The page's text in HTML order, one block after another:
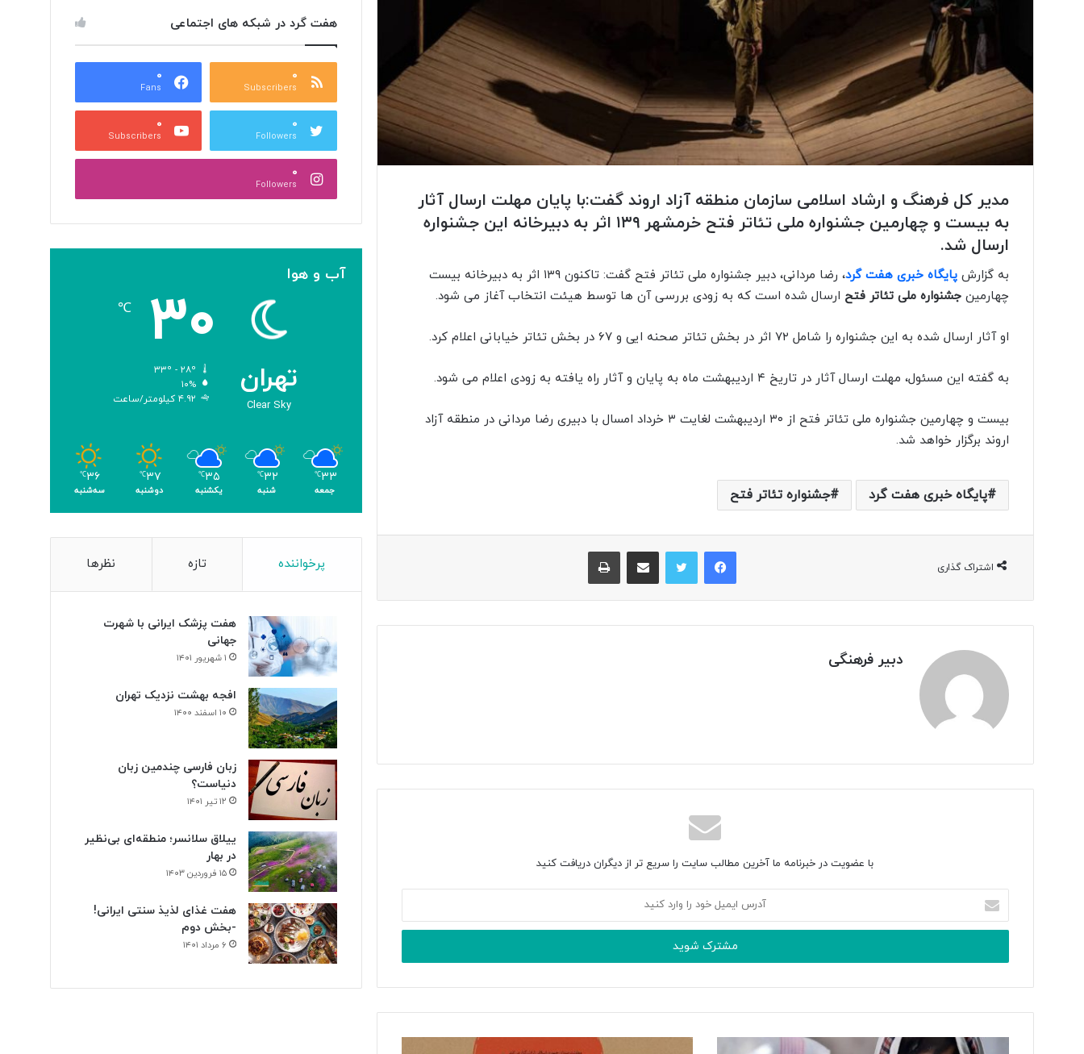
مدیر کل فرهنگ و ارشاد اسلامی سازمان منطقه آزاد اروند گفت:با پایان مهلت ارسال آثار
به بیست و چهارمین جشنواره ملی تئاتر فتح خرمشهر ۱۳۹ اثر به دبیرخانه این جشنواره
ارسال شد.
به گزارش پایگاه خبری هفت گرد
، رضا مردانی، دبیر جشنواره ملی تئاتر فتح گفت: تاکنون ۱۳۹ اثر به دبیرخانه بیست
چهارمین جشنواره ملی تئاتر فتح ارسال شده است که به زودی بررسی آن ها توسط هیئت انتخاب آغاز می شود.
او آثار ارسال شده به این جشنواره را شامل ۷۲ اثر در بخش تئاتر صحنه ایی و ۶۷ در بخش تئاتر خیابانی اعلام کرد.
به گفته این مسئول، مهلت ارسال آثار در تاریخ ۴ اردیبهشت ماه به پایان و آثار راه یافته به زودی اعلام می شود.
بیست و چهارمین جشنواره ملی تئاتر فتح از ۳۰ اردیبهشت لغایت ۳ خرداد امسال با دبیری رضا مردانی در منطقه آزاد
اروند برگزار خواهد شد.
پایگاه خبری هفت گرد جشنواره تئاتر فتح
اشتراک گذاری
فیس بوک توییتر اشتراک گذاری از طریق ایمیل چاپ
دبیر فرهنگی
با عضویت در خبرنامه ما آخرین مطالب سایت را سریع تر از دیگران دریافت کنید
ایمیل
خود
وارد
هفت گرد در شبکه های اجتماعی
۰
Subscribers
۰
Fans
۰
Followers
۰
Subscribers
۰
Followers
آب و هوا
تهران
Clear Sky
۳۰ ℃
۱۰%
۴.۹۲ کیلومتر/ساعت
۳۳℃
جمعه
۳۲℃
شنبه
۳۵℃
یکشنبه
۳۷℃
دوشنبه
۳۶℃
سه‌شنبه
پرخواننده تازه نظرها
هفت پزشک ایرانی با شهرت
جهانی
۱ شهریور ۱۴۰۱
افجه بهشت نزدیک تهران
۱۰ اسفند ۱۴۰۰
زبان فارسی چندمین زبان
دنیاست؟
۱۲ تیر ۱۴۰۱
ییلاق سلانسر؛ منطقه‌ای بی‌نظیر
در بهار
۱۵ فروردین ۱۴۰۳
هفت غذای لذیذ سنتی ایرانی!
-بخش دوم
۶ مرداد ۱۴۰۱